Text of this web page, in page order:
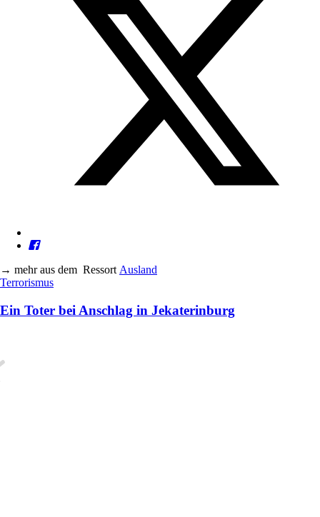
→ mehr aus dem Ressort Ausland
Terrorismus
Ein Toter bei Anschlag in Jekaterinburg